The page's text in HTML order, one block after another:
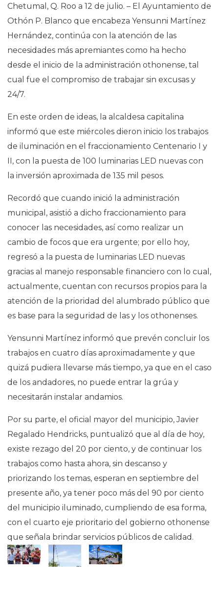
Chetumal, Q. Roo a 12 de julio. – El Ayuntamiento de
Othón P. Blanco que encabeza Yensunni Martínez
Hernández, continúa con la atención de las
necesidades más apremiantes como ha hecho
desde el inicio de la administración othonense, tal
cual fue el compromiso de trabajar sin excusas y
24/7.
En este orden de ideas, la alcaldesa capitalina
informó que este miércoles dieron inicio los trabajos
de iluminación en el fraccionamiento Centenario I y
II, con la puesta de 100 luminarias LED nuevas con
la inversión aproximada de 135 mil pesos.
Recordó que cuando inició la administración
municipal, asistió a dicho fraccionamiento para
conocer las necesidades, así como realizar un
cambio de focos que era urgente; por ello hoy,
regresó a la puesta de luminarias LED nuevas
gracias al manejo responsable financiero con lo cual,
actualmente, cuentan con recursos propios para la
atención de la prioridad del alumbrado público que
es base para la seguridad de las y los othonenses.
Yensunni Martínez informó que prevén concluir los
trabajos en cuatro días aproximadamente y que
quizá pudiera llevarse más tiempo, ya que en el caso
de los andadores, no puede entrar la grúa y
necesitarán instalar andamios.
Por su parte, el oficial mayor del municipio, Javier
Regalado Hendricks, puntualizó que al día de hoy,
existe rezago del 20 por ciento, y de continuar los
trabajos como hasta ahora, sin descanso y
priorizando los temas, esperan en septiembre del
presente año, ya tener poco más del 90 por ciento
del municipio iluminado, cumpliendo de esa forma,
con el cuarto eje prioritario del gobierno othonense
que señala brindar servicios públicos de calidad.